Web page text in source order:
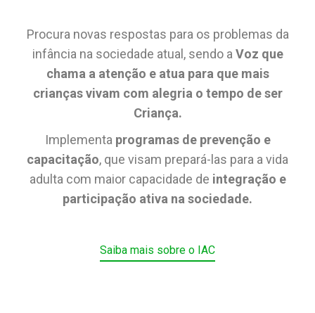
Procura novas respostas para os problemas da
infância na sociedade atual, sendo a Voz que
chama a atenção e atua para que mais
crianças vivam com alegria o tempo de ser
Criança.
Implementa programas de prevenção e
capacitação, que visam prepará-las para a vida
adulta com maior capacidade de integração e
participação ativa na sociedade.
Saiba mais sobre o IAC